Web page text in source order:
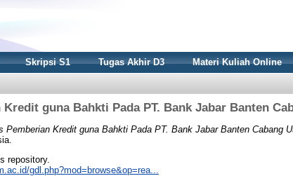
Skripsi S1 Tugas Akhir D3 Materi Kuliah Online
guna Bahkti Pada PT. Bank Jabar Banten
Pemberian Kredit guna Bahkti Pada PT. Bank Jabar Banten Cabang
repository.
gdl.php?mod=browse&op=rea...